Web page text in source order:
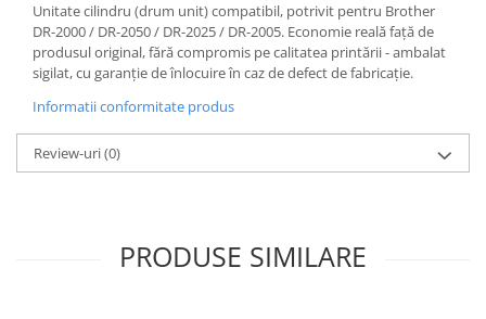
Unitate cilindru (drum unit) compatibil, potrivit pentru Brother
DR-2000 / DR-2050 / DR-2025 / DR-2005. Economie reală față de
produsul original, fără compromis pe calitatea printării - ambalat
sigilat, cu garanție de înlocuire în caz de defect de fabricație.
Informatii conformitate produs
Review-uri(0)
PRODUSE SIMILARE